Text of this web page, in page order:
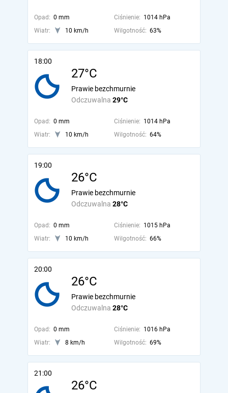
Opad: 0 mm Ciśnienie: 1014 hPa
Wiatr:
10 km/h Wilgotność: 63%
18:00
27°C
Odczuwalna 29°C
Prawie bezchmurnie
Opad: 0 mm Ciśnienie: 1014 hPa
Wiatr:
10 km/h Wilgotność: 64%
19:00
26°C
Odczuwalna 28°C
Prawie bezchmurnie
Opad: 0 mm Ciśnienie: 1015 hPa
Wiatr:
10 km/h Wilgotność: 66%
20:00
26°C
Odczuwalna 28°C
Prawie bezchmurnie
Opad: 0 mm Ciśnienie: 1016 hPa
Wiatr:
8 km/h Wilgotność: 69%
21:00
26°C